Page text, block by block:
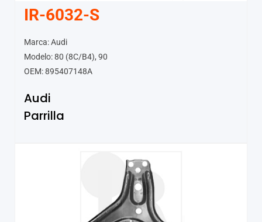
IR-6032-S
Marca: Audi
Modelo: 80 (8C/B4), 90
OEM: 895407148A
Audi
Parrilla